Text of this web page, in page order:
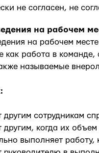
не согласен, не
на рабочем
на рабочем
как работа в
называемые
другим сотрудникам
другим, когда их
выполняет работу,